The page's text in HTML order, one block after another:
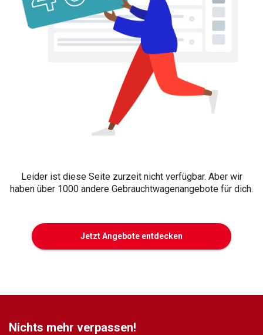
Leider ist diese Seite zurzeit nicht verfügbar. Aber wir
haben über 1000 andere Gebrauchtwagenangebote für dich.
Jetzt Angebote entdecken
Nichts mehr verpassen!